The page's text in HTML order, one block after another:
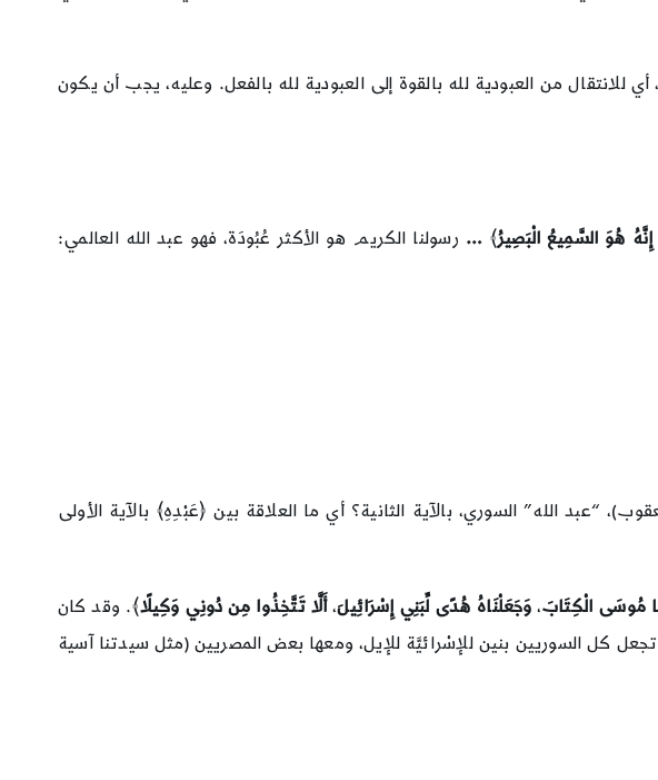
أي للانتقال من العبودية لله بالقوة إلى العبودية لله بالفعل. وعليه، يجب أن يكون
هُوَ السَّمِيعُ الْبَصِيرُ﴾ … رسولنا الكريم هو الأكثر عُبُودَة، فهو عبد الله العالمي:
“عبد الله” السوري، بالآية الثانية؟ أي ما العلاقة بين ﴿عَبْدِهِ﴾ بالآية الأولى
مُوسَى الْكِتَابَ، وَجَعَلْنَاهُ هُدًى لِّبَنِي إِسْرَائِيلَ،أَلَّا تَتَّخِذُوا مِن دُونِي وَكِيلًا﴾. وقد كان
كل السوريين بنين للإسْرائيَّة للإيل، ومعها بعض المصريين (مثل سيدتنا آسية